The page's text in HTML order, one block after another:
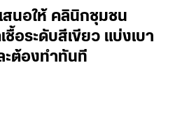
นอให้ คลินิกชุมชน
อระดับสีเขียว แบ่งเบา
ะต้องทำทันที